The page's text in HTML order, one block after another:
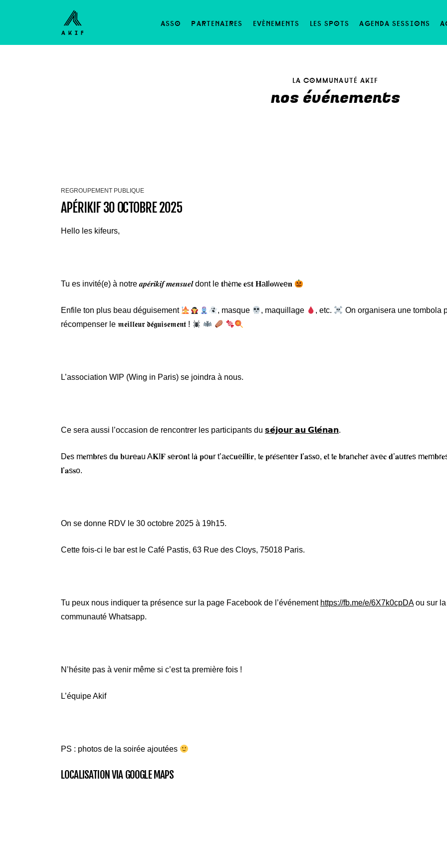
asso partenaires evènements les spots agenda sessions
la communauté akif
nos événements
REGROUPEMENT PUBLIQUE
APÉRIKIF 30 OCTOBRE 2025
Hello les kifeurs,
Tu es invité(e) à notre 𝒂𝒑𝒆́𝒓𝒊𝒌𝒊𝒇 𝒎𝒆𝒏𝒔𝒖𝒆𝒍 dont le 𝐭h𝐞̀m𝐞 𝐞s𝐭 𝐇a𝐥l𝐨w𝐞e𝐧
Enfile ton plus beau déguisement , masque , maquillage , etc.
On organisera une tombola
récompenser le 𝖒𝖊𝖎𝖑𝖑𝖊𝖚𝖗 𝖉𝖊́𝖌𝖚𝖎𝖘𝖊𝖒𝖊𝖓𝖙 !
L’association WIP (Wing in Paris) se joindra à nous.
Ce sera aussi l’occasion de rencontrer les participants du 𝘀𝗲́𝗷𝗼𝘂𝗿 𝗮𝘂 𝗚𝗹𝗲́𝗻𝗮𝗻.
D𝐞s m𝐞m𝐛r𝐞s d𝐮 𝐛u𝐫e𝐚u A𝐊I𝐅 𝐬e𝐫o𝐧t l𝐚̀ 𝐩o𝐮r t’a𝐜c𝐮e𝐢l𝐥i𝐫, t𝐞 𝐩r𝐞́s𝐞n𝐭e𝐫 𝐥’𝐚s𝐬o, 𝐞t t𝐞 𝐛r𝐚n𝐜h𝐞r a𝐯e𝐜 𝐝’𝐚u𝐭r𝐞s
𝐥’𝐚s𝐬o.
On se donne RDV le 30 octobre 2025 à 19h15.
Cette fois-ci le bar est le Café Pastis, 63 Rue des Cloys, 75018 Paris.
Tu peux nous indiquer ta présence sur la page Facebook de l’événement https://fb.me/e/6X7k0cpDAou sur la
communauté Whatsapp.
N’hésite pas à venir même si c’est ta première fois !
L’équipe Akif
PS : photos de la soirée ajoutées
LOCALISATION VIA GOOGLE MAPS